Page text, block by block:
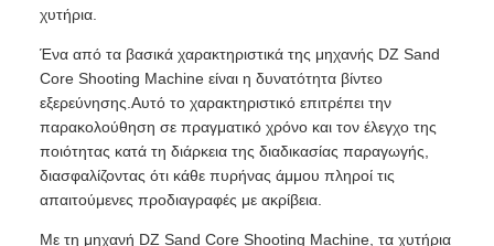
χυτήρια.
Ένα από τα βασικά χαρακτηριστικά της μηχανής DZ Sand
Core Shooting Machine είναι η δυνατότητα βίντεο
εξερεύνησης.Αυτό το χαρακτηριστικό επιτρέπει την
παρακολούθηση σε πραγματικό χρόνο και τον έλεγχο της
ποιότητας κατά τη διάρκεια της διαδικασίας παραγωγής,
διασφαλίζοντας ότι κάθε πυρήνας άμμου πληροί τις
απαιτούμενες προδιαγραφές με ακρίβεια.
Με τη μηχανή DZ Sand Core Shooting Machine, τα χυτήρια